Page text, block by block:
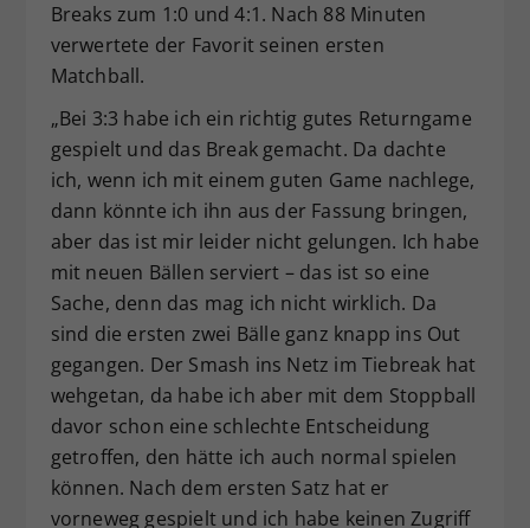
Breaks zum 1:0 und 4:1. Nach 88 Minuten
verwertete der Favorit seinen ersten
Matchball.
„Bei 3:3 habe ich ein richtig gutes Returngame
gespielt und das Break gemacht. Da dachte
ich, wenn ich mit einem guten Game nachlege,
dann könnte ich ihn aus der Fassung bringen,
aber das ist mir leider nicht gelungen. Ich habe
mit neuen Bällen serviert – das ist so eine
Sache, denn das mag ich nicht wirklich. Da
sind die ersten zwei Bälle ganz knapp ins Out
gegangen. Der Smash ins Netz im Tiebreak hat
wehgetan, da habe ich aber mit dem Stoppball
davor schon eine schlechte Entscheidung
getroffen, den hätte ich auch normal spielen
können. Nach dem ersten Satz hat er
vorneweg gespielt und ich habe keinen Zugriff